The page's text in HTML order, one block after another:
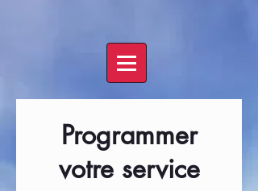
Programmer
votre service